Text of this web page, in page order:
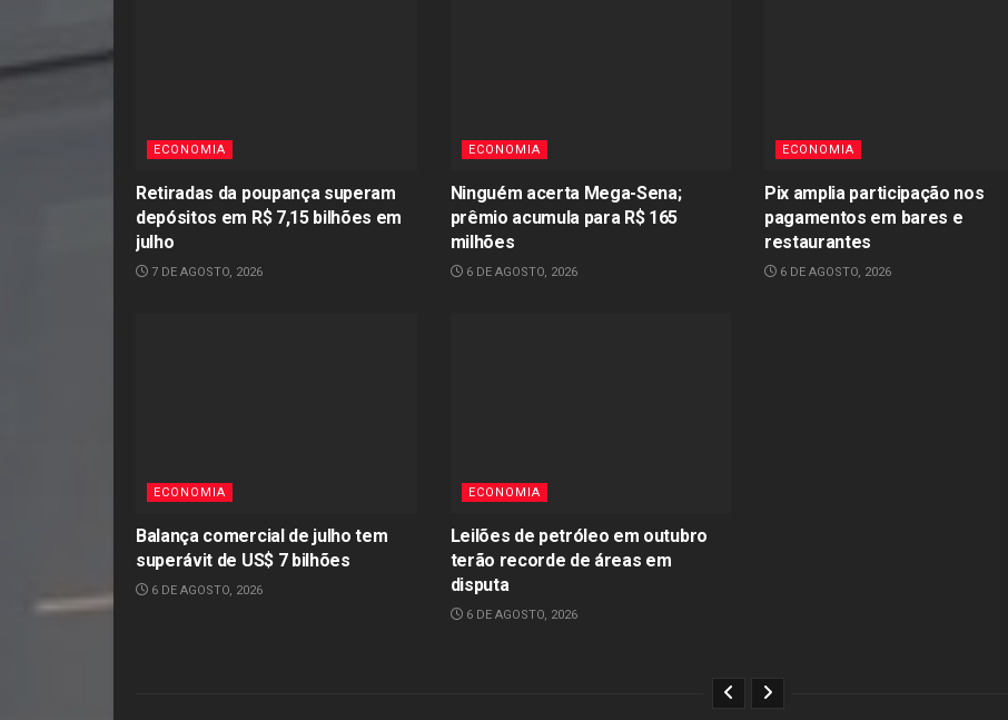
ECONOMIA
Retiradas da poupança superam
depósitos em R$ 7,15 bilhões em
julho
7 DE AGOSTO, 2026
ECONOMIA
Ninguém acerta Mega-Sena;
prêmio acumula para R$ 165
milhões
6 DE AGOSTO, 2026
ECONOMIA
Pix amplia participação nos
pagamentos em bares e
restaurantes
6 DE AGOSTO, 2026
ECONOMIA
Balança comercial de julho tem
superávit de US$ 7 bilhões
6 DE AGOSTO, 2026
ECONOMIA
Leilões de petróleo em outubro
terão recorde de áreas em
disputa
6 DE AGOSTO, 2026